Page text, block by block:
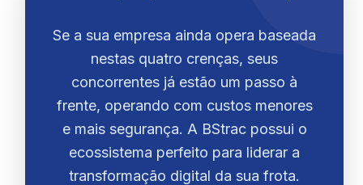
Se a sua empresa ainda opera baseada
nestas quatro crenças, seus
concorrentes já estão um passo à
frente, operando com custos menores
e mais segurança. A BStrac possui o
ecossistema perfeito para liderar a
transformação digital da sua frota.